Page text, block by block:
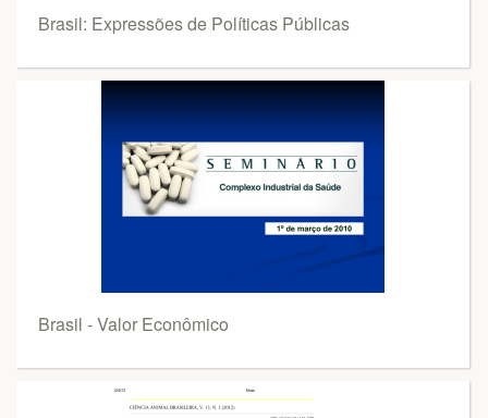
Brasil: Expressões de Políticas Públicas
Brasil - Valor Econômico